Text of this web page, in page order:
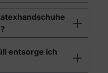
entsorge ich